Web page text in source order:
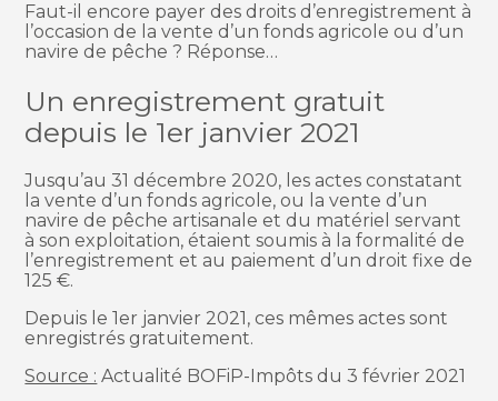
Faut-il encore payer des droits d’enregistrement à
l’occasion de la vente d’un fonds agricole ou d’un
navire de pêche ? Réponse…
Un enregistrement gratuit
depuis le 1er janvier 2021
Jusqu’au 31 décembre 2020, les actes constatant
la vente d’un fonds agricole, ou la vente d’un
navire de pêche artisanale et du matériel servant
à son exploitation, étaient soumis à la formalité de
l’enregistrement et au paiement d’un droit fixe de
125 €.
Depuis le 1er janvier 2021, ces mêmes actes sont
enregistrés gratuitement.
Source : Actualité BOFiP-Impôts du 3 février 2021